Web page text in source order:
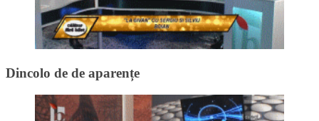
Dincolo de de aparențe